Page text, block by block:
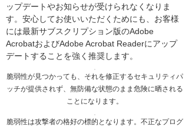
ップデートやお知らせが受けられなくなりま
す。安心してお使いいただくためにも、お客様
には最新サブスクリプション版のAdobe
AcrobatおよびAdobe Acrobat Readerにアップ
デートすることを強く推奨します。
脆弱性が見つかっても、それを修正するセキュリティパ
ッチが提供されず、無防備な状態のまま危険に晒される
ことになります。
脆弱性は攻撃者の格好の標的となります。不正なプログ